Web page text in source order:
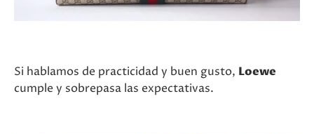
Si hablamos de practicidad y buen gusto, Loewe
cumple y sobrepasa las expectativas.